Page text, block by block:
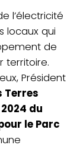
l’électricité
locaux qui
de
territoire.
Président
Terres
du
le Parc